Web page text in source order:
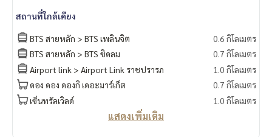
LINE ID : @BPP2019
-
#Kong
สถานที่ใกล้เคียง
BTS สายหลัก > BTS เพลินจิต
0.6 กิโลเมตร
BTS สายหลัก > BTS ชิดลม
0.7 กิโลเมตร
Airport link > Airport Link ราชปรารภ
1.0 กิโลเมตร
ดอง ดอง ดองกิ เดอะมาร์เก็ต
0.7 กิโลเมตร
เซ็นทรัลเวิลด์
1.0 กิโลเมตร
แสดงเพิ่มเติม